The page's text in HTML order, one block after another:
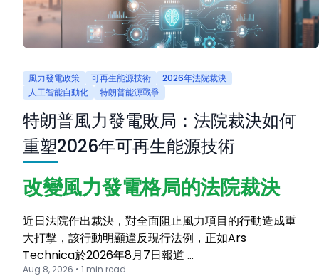
風力發電政策 可再生能源技術
2026年法院裁決
人工智能自動化
特朗普能源戰爭
特朗普風力發電敗局：法院裁決如何
重塑2026年可再生能源技術
改變風力發電格局的法院裁決
近日法院作出裁決，對全面阻止風力項目的行動造成重
大打擊，該行動明顯違反現行法例，正如Ars
Technica於2026年8月7日報道 …
Aug 8, 2026 • 1 min read